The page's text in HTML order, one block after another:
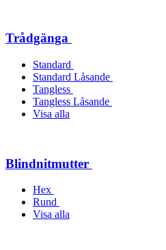
Trådgänga
Standard
Standard Låsande
Tangless
Tangless Låsande
Visa alla
Blindnitmutter
Hex
Rund
Visa alla